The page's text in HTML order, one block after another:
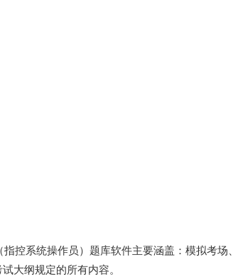
控系统操作员）题库软件主要涵盖：模拟考场
大纲规定的所有内容。